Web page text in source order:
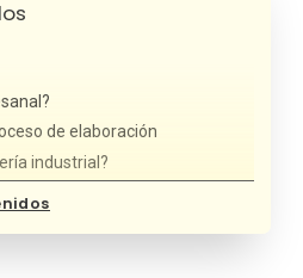
de elaboración
industrial?